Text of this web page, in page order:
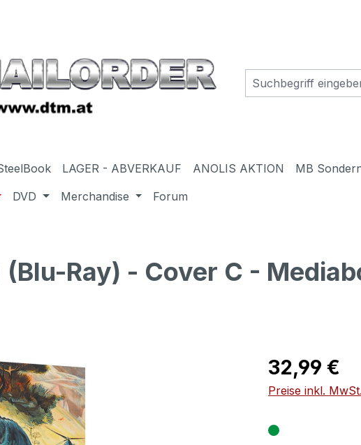
LAGER - ABVERKAUF ANOLIS AKTION MB
DVD Merchandise Forum
(Blu-Ray) - Cover C -
Regulärer Preis:
32,99 €
Preise inkl.